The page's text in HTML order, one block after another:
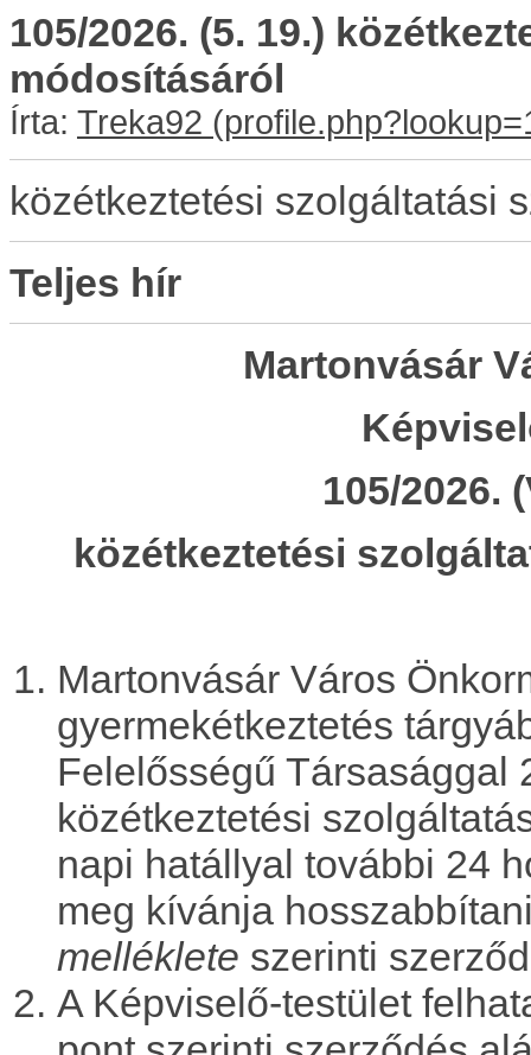
105/2026. (5. 19.)
módosításáról
Írta: Treka92
közétkeztetési szolgáltatási
Teljes hír
Martonvásár
105/2026.
közétkeztetési
Martonvásár Város
gyermekétkeztetés
Felelősségű Társasággal
közétkeztetési
napi hatállyal további 24
meg kívánja
melléklete szerinti
A Képviselő-testület